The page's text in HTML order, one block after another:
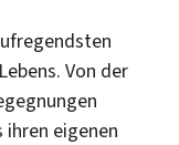
Von der
eigenen